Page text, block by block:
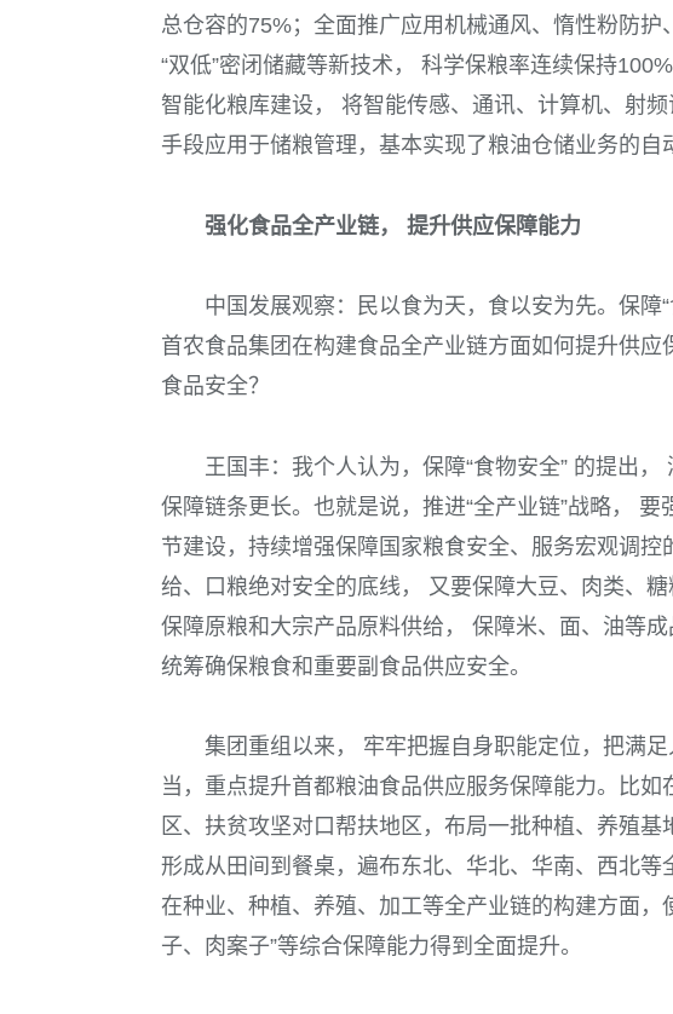
总仓容的75%；全面推广应用机械通风、惰性粉防护
“双低”密闭储藏等新技术， 科学保粮率连续保持100%
智能化粮库建设， 将智能传感、通讯、计算机、射
手段应用于储粮管理，基本实现了粮油仓储业务的自
强化食品全产业链， 提升供应保障能力
中国发展观察：
民以食为天，食以安为先。保障
首农食品集团在构建食品全产业链方面如何提升供
食品安全？
王国丰： 我个人认为，保障“食物安全” 的提出，
保障链条更长。也就是说，推进“全产业链”战略，
节建设，持续增强保障国家粮食安全、服务宏观调控
给、口粮绝对安全的底线， 又要保障大豆、肉类、
保障原粮和大宗产品原料供给， 保障米、面、油等
统筹确保粮食和重要副食品供应安全。
集团重组以来， 牢牢把握自身职能定位，把满
当，重点提升首都粮油食品供应服务保障能力。比
区、扶贫攻坚对口帮扶地区，布局一批种植、养殖基
形成从田间到餐桌，遍布东北、华北、华南、西北等
在种业、种植、养殖、加工等全产业链的构建方面，
子、肉案子”等综合保障能力得到全面提升。